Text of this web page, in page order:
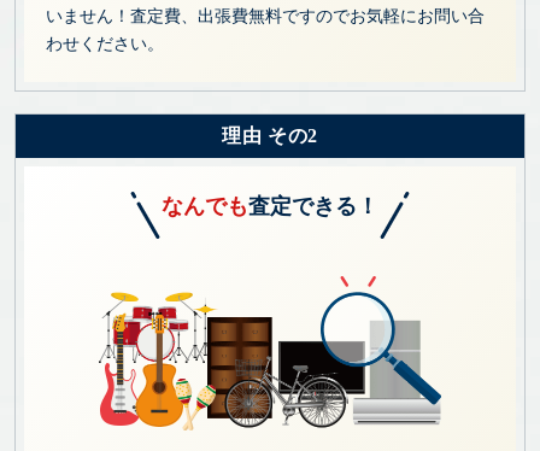
いません！査定費、出張費無料ですのでお気軽にお問い合
わせください。
理由 その2
なんでも査定できる！